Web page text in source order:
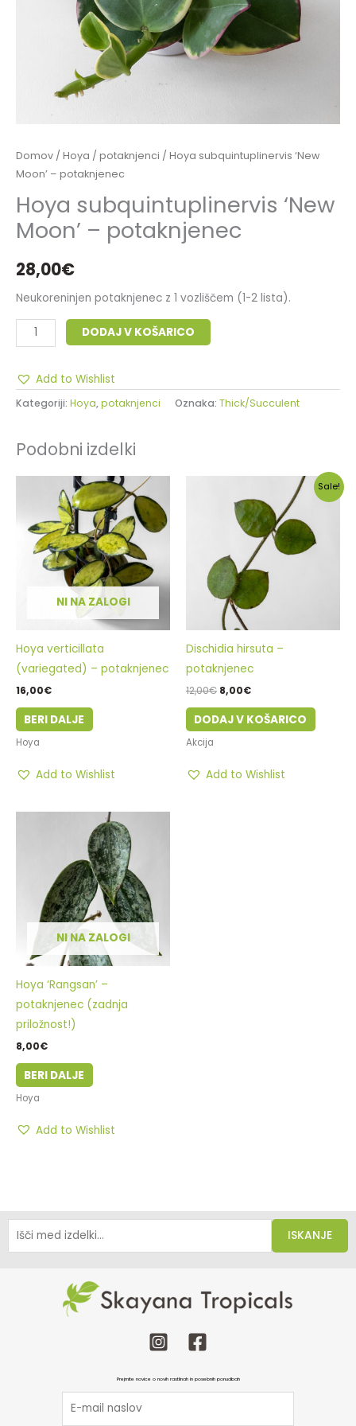
Domov / Hoya / potaknjenci / Hoya subquintuplinervis ‘New
Moon’ – potaknjenec
Hoya subquintuplinervis ‘New
Moon’ – potaknjenec
28,00€
Neukoreninjen potaknjenec z 1 vozliščem (1-2 lista).
DODAJ V KOŠARICO
Add to Wishlist
Kategoriji: Hoya,potaknjenci Oznaka: Thick/Succulent
Podobni izdelki
NI NA ZALOGI
Hoya verticillata
(variegated) – potaknjenec
16,00€
BERI DALJE
Hoya
Add to Wishlist
Sale!
Dischidia hirsuta –
potaknjenec
12,00€
bila:
12,00€.
8,00€
Trenutna
je:
8,00€.
DODAJ V KOŠARICO
Akcija
Add to Wishlist
NI NA ZALOGI
Hoya ‘Rangsan’ –
potaknjenec (zadnja
priložnost!)
8,00€
BERI DALJE
Hoya
Add to Wishlist
ISKANJE
Prejmite novice o novih rastlinah in posebnih ponudbah